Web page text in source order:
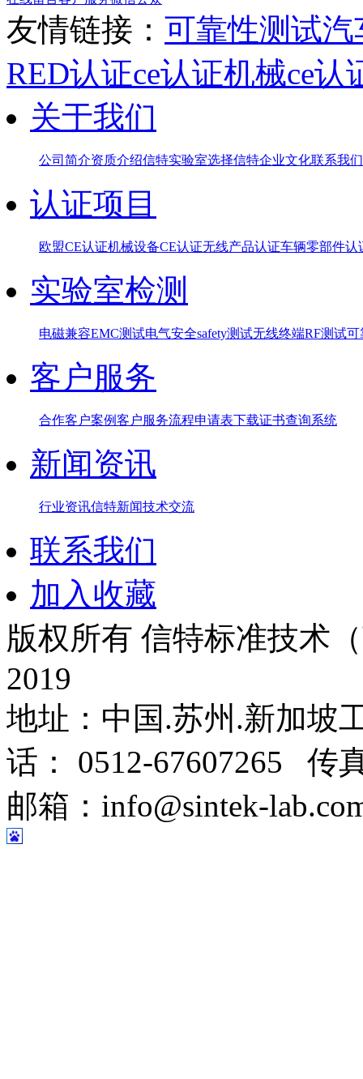
友情链接： 可靠性测试汽
RED认证ce认证机械ce认
关于我们
公司简介资质介绍信特实验室选择信特企业文化联系我们
认证项目
欧盟CE认证机械设备CE认证无线产品认证车辆零部件认
实验室检测
电磁兼容EMC测试电气安全safety测试无线终端RF测试可
客户服务
合作客户案例客户服务流程申请表下载证书查询系统
新闻资讯
行业资讯信特新闻技术交流
联系我们
加入收藏
版权所有 信特标准技术
2019
地址：中国.苏州.新加坡
话： 0512-67607265 传
邮箱：info@sintek-